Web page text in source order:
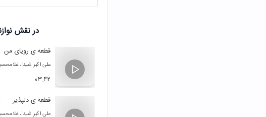
در نقش
قطعه ی رویای من
علی اکبر شیدا،
۰۳:۴۲
قطعه ی دلپذیر
علی اکبر شیدا،